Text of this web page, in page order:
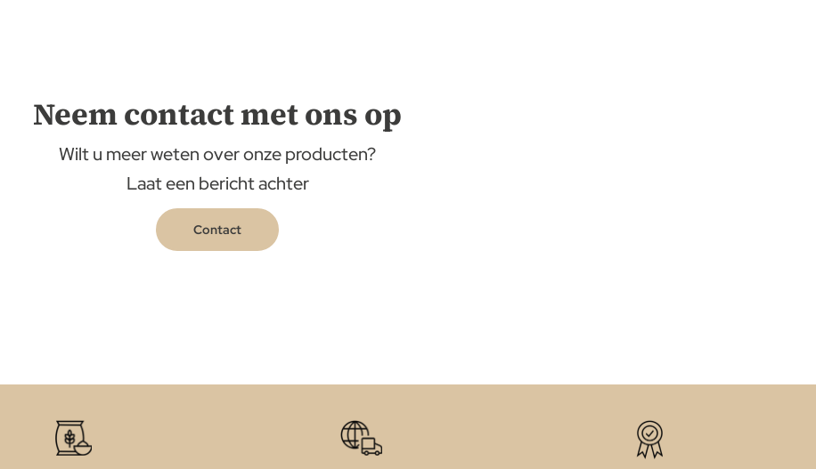
Neem contact met ons op
Wilt u meer weten over onze producten?
Laat een bericht achter
Contact